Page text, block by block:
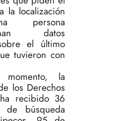
la localización
persona
datos
el último
tuvieron con
la
los Derechos
recibido 36
de búsqueda